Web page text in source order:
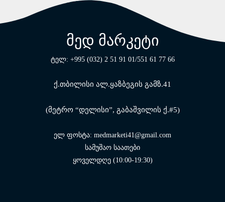
მედ მარკეტი
ტელ: +995 (032) 2 51 91 01/551 61 77 66
ქ.თბილისი ალ.ყაზბეგის გამზ.41
(მეტრო “დელისი”, გაბაშვილის ქ.#5)
ელ ფოსტა: medmarketi41@gmail.com
სამუშაო საათები
ყოველდღე (10:00-19:30)